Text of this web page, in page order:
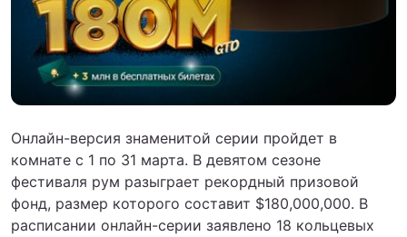
Онлайн-версия знаменитой серии пройдет в
комнате с 1 по 31 марта. В девятом сезоне
фестиваля рум разыграет рекордный призовой
фонд, размер которого составит $180,000,000. В
расписании онлайн-серии заявлено 18 кольцевых